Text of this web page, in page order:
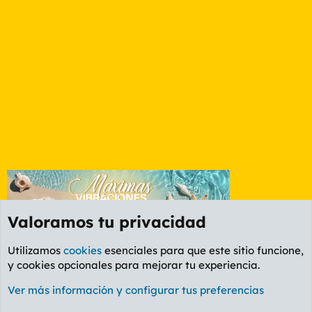
Foro Política
Cookies
PL OLDSTYLE AMARILLO
Valoramos tu privacidad
Utilizamos cookies esenciales para que este sitio funcione,
y cookies opcionales para mejorar tu experiencia.
Ver más información y configurar tus preferencias